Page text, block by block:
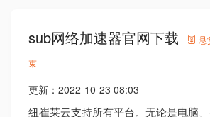
sub网络加速器官网下载 悬
束
更新： 2022-10-23 08:03
纽崔莱云支持所有平台。无论是电脑